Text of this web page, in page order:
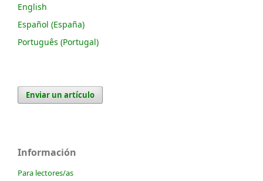
English
Español (España)
Português (Portugal)
Enviar un artículo
Información
Para lectores/as